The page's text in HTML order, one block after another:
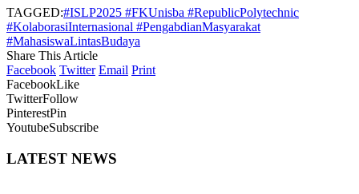
TAGGED:#ISLP2025 #FKUnisba #RepublicPolytechnic
#KolaborasiInternasional #PengabdianMasyarakat
#MahasiswaLintasBudaya
Share This Article
Facebook Twitter Email Print
FacebookLike
TwitterFollow
PinterestPin
YoutubeSubscribe
LATEST NEWS